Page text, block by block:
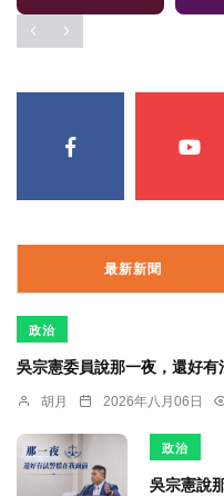
最新新聞
政治
吳宗憲委員說那一夜，還好有
胡月 2026年八月06日
政治
吳宗憲說